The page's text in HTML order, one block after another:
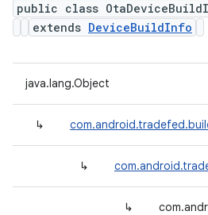
public class
extends DeviceBuildInfo
java.lang.Object
↳
↳
↳